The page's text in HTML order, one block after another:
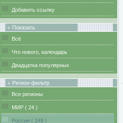
Добавить ссылку
Показать
Всё
Что нового, календарь
Двадцатка популярных
Регион-фильтр
Все регионы
MИР ( 24 )
Pоссия ( 249 )